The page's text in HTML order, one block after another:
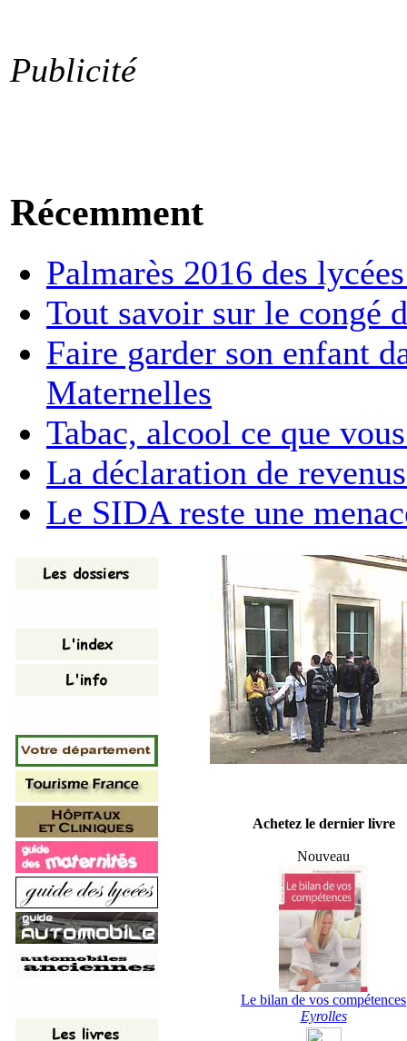
Publicité
Récemment
Palmarès 2016 des
Tout savoir sur le congé
Faire garder son enfant
Maternelles
Tabac, alcool ce que
La déclaration de
Le SIDA reste une
Achetez le dernier livre
Nouveau
Le bilan de vos compétences
Eyrolles